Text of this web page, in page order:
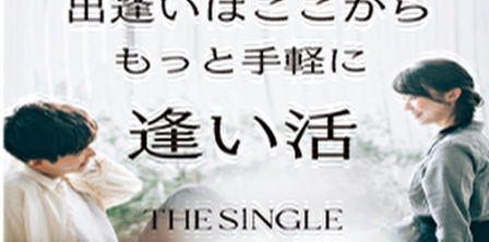
2026年7月14日 2026年7月12日
「男と女、どっちが辛
い？」それぞれの生きづ
彼女が「処女じゃない」
のが気持ち悪い・受け入